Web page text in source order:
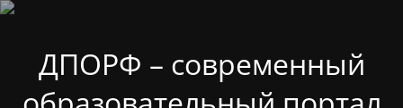
ДПОРФ – современный